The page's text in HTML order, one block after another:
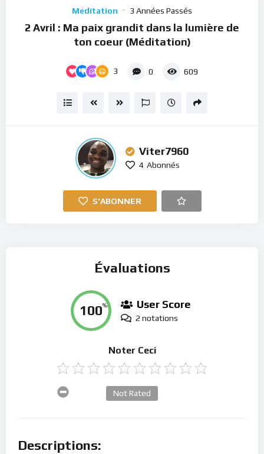
Méditation 3 Années Passés
2 Avril : Ma paix grandit dans la lumière de
ton coeur (Méditation)
3 0 609
Viter7960
4 Abonnés
S'ABONNER
Évaluations
100% User Score
2 notations
Noter Ceci
Not Rated
Descriptions: